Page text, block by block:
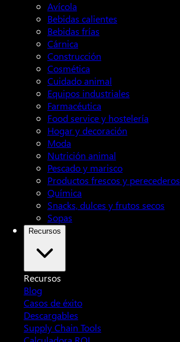
Avícola
Bebidas calientes
Bebidas frías
Cárnica
Construcción
Cosmética
Cuidado animal
Equipos industriales
Farmacéutica
Food service y hostelería
Hogar y decoración
Moda
Nutrición animal
Pescado y marisco
Productos frescos y perecederos
Química
Snacks, dulces y frutos secos
Sopas
Recursos
Recursos
Blog
Casos de éxito
Descargables
Supply Chain Tools